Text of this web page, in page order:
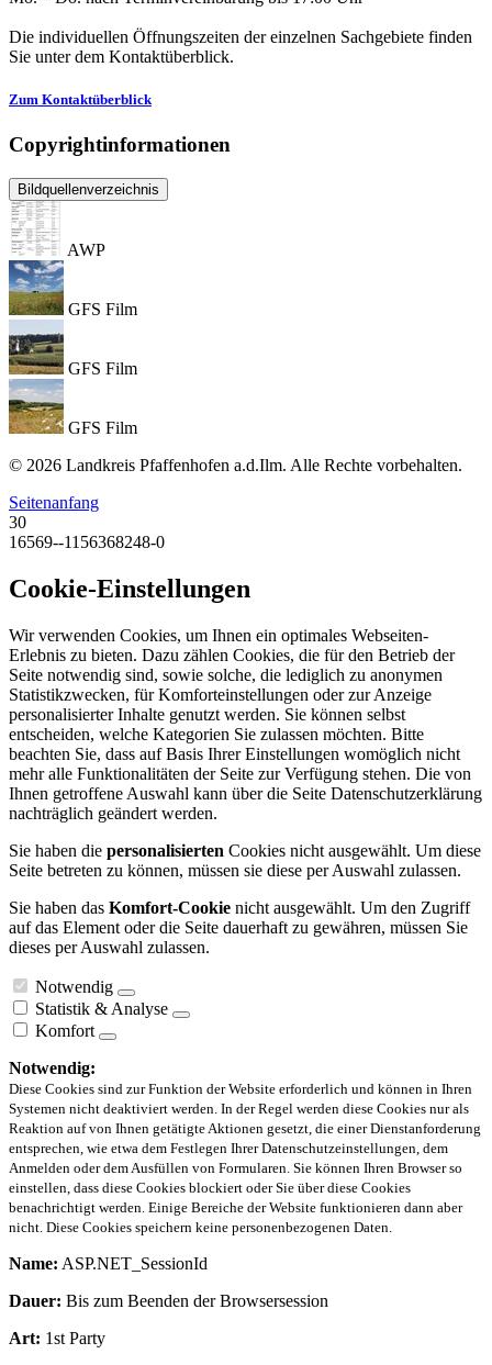
Die individuellen Öffnungszeiten der einzelnen Sachgebiete finden
Sie unter dem Kontaktüberblick.
Zum Kontaktüberblick
Copyrightinformationen
Bildquellenverzeichnis
AWP
GFS Film
GFS Film
GFS Film
© 2026 Landkreis Pfaffenhofen a.d.Ilm. Alle Rechte vorbehalten.
Seitenanfang
30
16569--1156368248-0
Cookie-Einstellungen
Wir verwenden Cookies, um Ihnen ein optimales Webseiten-
Erlebnis zu bieten. Dazu zählen Cookies, die für den Betrieb der
Seite notwendig sind, sowie solche, die lediglich zu anonymen
Statistikzwecken, für Komforteinstellungen oder zur Anzeige
personalisierter Inhalte genutzt werden. Sie können selbst
entscheiden, welche Kategorien Sie zulassen möchten. Bitte
beachten Sie, dass auf Basis Ihrer Einstellungen womöglich nicht
mehr alle Funktionalitäten der Seite zur Verfügung stehen. Die von
Ihnen getroffene Auswahl kann über die Seite Datenschutzerklärung
nachträglich geändert werden.
Sie haben die personalisierten Cookies nicht ausgewählt. Um diese
Seite betreten zu können, müssen sie diese per Auswahl zulassen.
Sie haben das Komfort-Cookie nicht ausgewählt. Um den Zugriff
auf das Element oder die Seite dauerhaft zu gewähren, müssen Sie
dieses per Auswahl zulassen.
Notwendig
Statistik & Analyse
Komfort
Notwendig:
Diese Cookies sind zur Funktion der Website erforderlich und können in Ihren
Systemen nicht deaktiviert werden. In der Regel werden diese Cookies nur als
Reaktion auf von Ihnen getätigte Aktionen gesetzt, die einer Dienstanforderung
entsprechen, wie etwa dem Festlegen Ihrer Datenschutzeinstellungen, dem
Anmelden oder dem Ausfüllen von Formularen. Sie können Ihren Browser so
einstellen, dass diese Cookies blockiert oder Sie über diese Cookies
benachrichtigt werden. Einige Bereiche der Website funktionieren dann aber
nicht. Diese Cookies speichern keine personenbezogenen Daten.
Name: ASP.NET_SessionId
Dauer: Bis zum Beenden der Browsersession
Art: 1st Party